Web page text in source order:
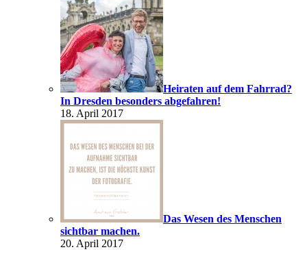
Heiraten auf dem Fahrrad?
In Dresden besonders abgefahren!
18. April 2017
Das Wesen des Menschen
sichtbar machen.
20. April 2017